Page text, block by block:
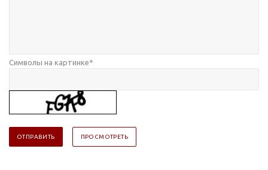
Символы на картинке*